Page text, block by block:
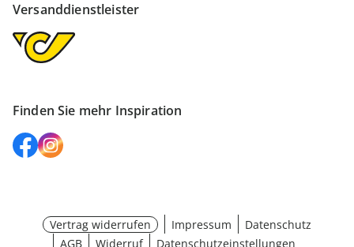
Versanddienstleister
Finden Sie mehr Inspiration
Vertrag widerrufen Impressum
Datenschutz
AGB
Widerruf Datenschutzeinstellungen